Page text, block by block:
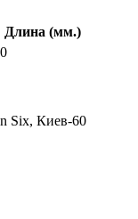
Длина (мм.)
Six, Киев-60